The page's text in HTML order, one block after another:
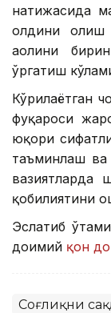
натижасида
олдини олиш
аҳолини
ўргатиш
Кўрилаётган
фуқароси
юқори
таъминлаш ва
вазиятларда
қобилиятини
Эслатиб
доимий қон
Соғлиқни